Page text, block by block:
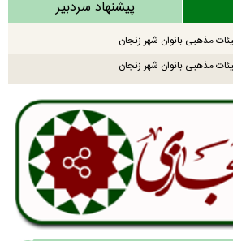
پیشنهاد سردبیر
مذهبی بانوان شهر زنجان
مذهبی بانوان شهر زنجان